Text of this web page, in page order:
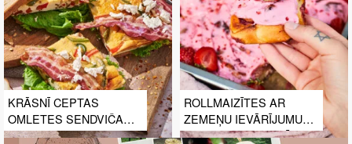
KRĀSNĪ CEPTAS
OMLETES SENDVIČA
MEAL PREP
ROLLMAIZĪTES AR
ZEMEŅU IEVĀRĪJUMU
UN ZEMEŅU GLAZŪRU